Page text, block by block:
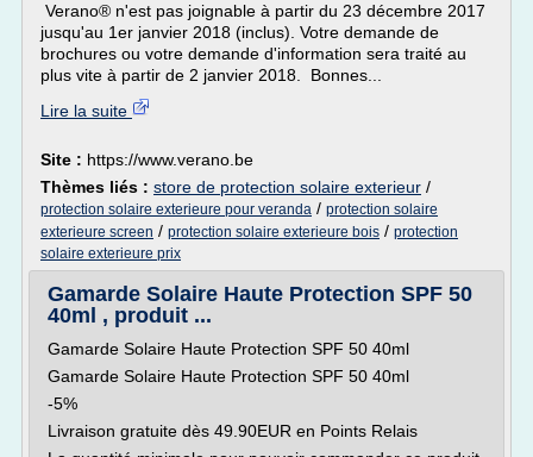
Verano® n'est pas joignable à partir du 23 décembre 2017
jusqu'au 1er janvier 2018 (inclus). Votre demande de
brochures ou votre demande d'information sera traité au
plus vite à partir de 2 janvier 2018. Bonnes...
Lire la suite
Site : https://www.verano.be
Thèmes liés : store de protection solaire exterieur /
protection solaire exterieure pour veranda / protection solaire
exterieure screen / protection solaire exterieure bois / protection
solaire exterieure prix
Gamarde Solaire Haute Protection SPF 50
40ml , produit ...
Gamarde Solaire Haute Protection SPF 50 40ml
Gamarde Solaire Haute Protection SPF 50 40ml
-5%
Livraison gratuite dès 49.90EUR en Points Relais